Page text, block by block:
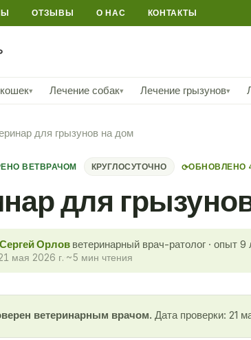
ОТЗЫВЫ О НАС КОНТАКТЫ
▾ Лечение собак▾ Лечение грызунов▾
для грызунов на дом
ВЕТВРАЧОМ КРУГЛОСУТОЧНО ⟳ОБНОВЛЕНО
для
Сергей Орлов ветеринарный врач-ратолог · опыт 9
мая 2026 г. ~5 мин чтения
ветеринарным врачом. Дата проверки: 21